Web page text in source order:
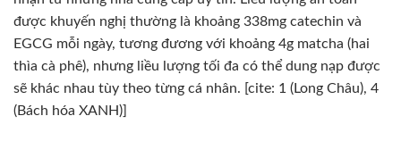
được khuyến nghị thường là khoảng 338mg catechin và
EGCG mỗi ngày, tương đương với khoảng 4g matcha (hai
thìa cà phê), nhưng liều lượng tối đa có thể dung nạp được
sẽ khác nhau tùy theo từng cá nhân. [cite: 1 (Long Châu), 4
(Bách hóa XANH)]